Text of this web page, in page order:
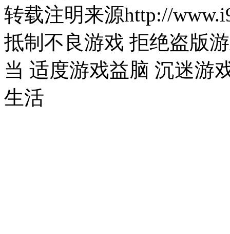
转载注明来源http://
抵制不良游戏 拒绝盗版
当 适度游戏益脑 沉迷游
生活